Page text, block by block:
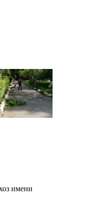
имени